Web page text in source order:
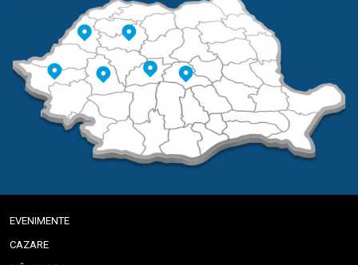
EVENIMENTE
CAZARE